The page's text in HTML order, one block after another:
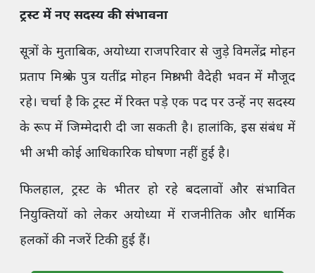
ट्रस्ट में नए सदस्य की संभावना
सूत्रों के मुताबिक, अयोध्या राजपरिवार से जुड़े विमलेंद्र मोहन
प्रताप मिश्र के पुत्र यतींद्र मोहन मिश्रा भी वैदेही भवन में मौजूद
रहे। चर्चा है कि ट्रस्ट में रिक्त पड़े एक पद पर उन्हें नए सदस्य
के रूप में जिम्मेदारी दी जा सकती है। हालांकि, इस संबंध में
भी अभी कोई आधिकारिक घोषणा नहीं हुई है।
फिलहाल, ट्रस्ट के भीतर हो रहे बदलावों और संभावित
नियुक्तियों को लेकर अयोध्या में राजनीतिक और धार्मिक
हलकों की नजरें टिकी हुई हैं।